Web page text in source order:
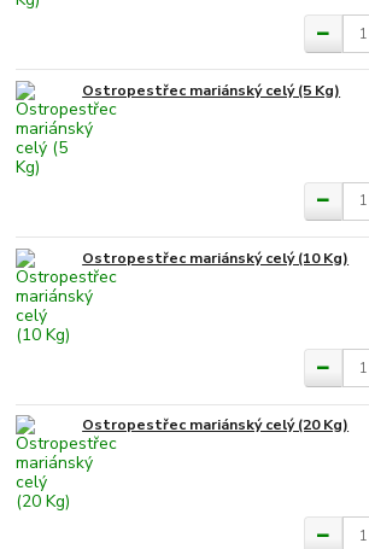
Ostropestřec mariánský celý (5 Kg)
Ostropestřec mariánský celý (10 Kg)
Ostropestřec mariánský celý (20 Kg)